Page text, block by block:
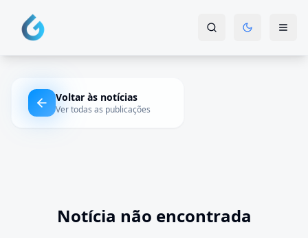
Voltar às notícias
Ver todas as publicações
Notícia não encontrada